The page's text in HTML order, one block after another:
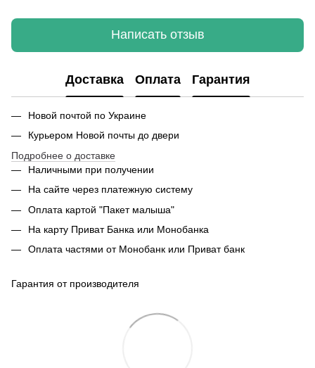
Написать отзыв
Доставка Оплата Гарантия
Новой почтой по Украине
Курьером Новой почты до двери
Подробнее о доставке
Наличными при получении
На сайте через платежную систему
Оплата картой "Пакет малыша"
На карту Приват Банка или Монобанка
Оплата частями от Монобанк или Приват банк
Гарантия от производителя